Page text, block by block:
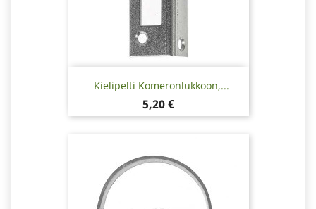
Kielipelti Komeronlukkoon,...
Hinta
5,20 €